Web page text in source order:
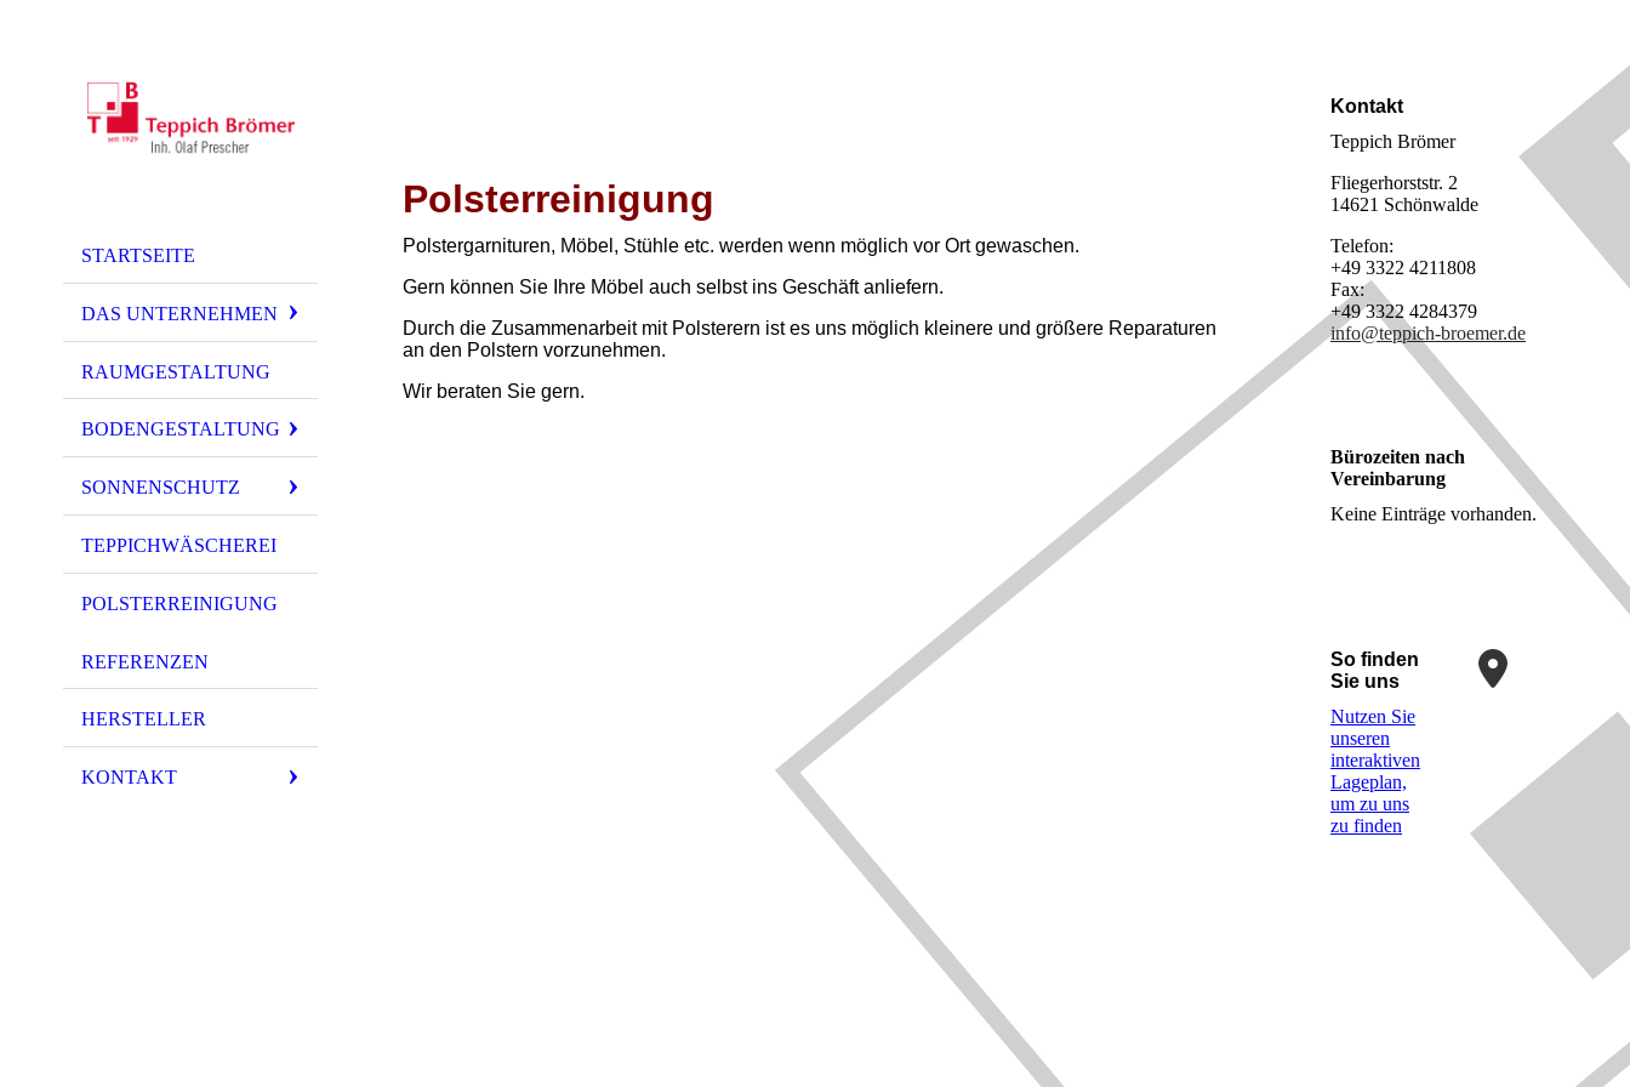
STARTSEITE
DAS UNTERNEHMEN
RAUMGESTALTUNG
BODENGESTALTUNG
SONNENSCHUTZ
TEPPICHWÄSCHEREI
POLSTERREINIGUNG
REFERENZEN
HERSTELLER
KONTAKT
Polsterreinigung
Polstergarnituren, Möbel, Stühle etc. werden wenn möglich vor Ort gewaschen.
Gern können Sie Ihre Möbel auch selbst ins Geschäft anliefern.
Durch die Zusammenarbeit mit Polsterern ist es uns möglich kleinere und größere Reparaturen
an den Polstern vorzunehmen.
Wir beraten Sie gern.
Kontakt
Teppich Brömer
Fliegerhorststr. 2
14621 Schönwalde
Telefon:
+49 3322 4211808
Fax:
+49 3322 4284379
info@teppich-broemer.de
Bürozeiten nach
Vereinbarung
Keine Einträge vorhanden.
So finden
Sie uns
Nutzen Sie
unseren
interaktiven
La­ge­plan,
um zu uns
zu finden